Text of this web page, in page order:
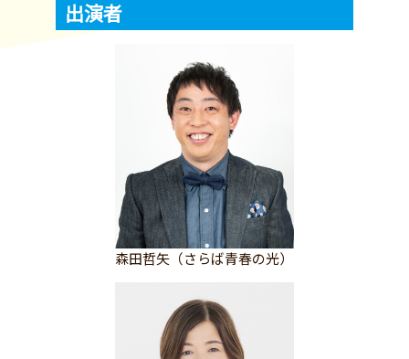
出演者
森田哲矢（さらば青春の光）